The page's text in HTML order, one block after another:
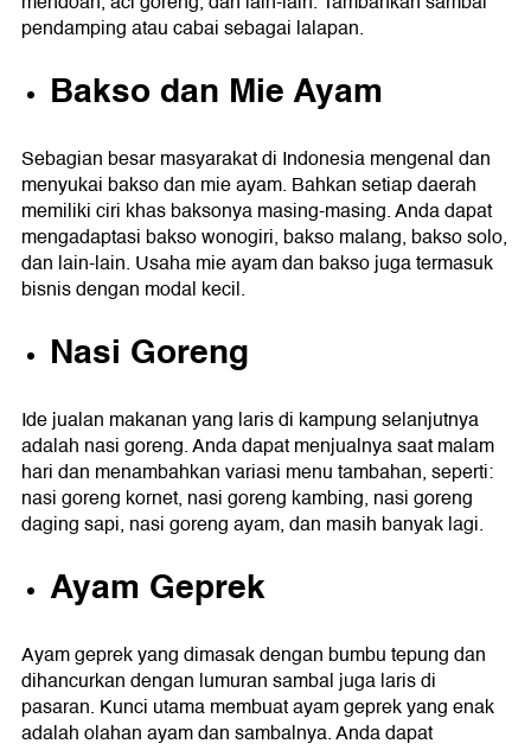
pendamping atau cabai sebagai lalapan.
Bakso dan Mie Ayam
Sebagian besar masyarakat di Indonesia mengenal dan
menyukai bakso dan mie ayam. Bahkan setiap daerah
memiliki ciri khas baksonya masing-masing. Anda dapat
mengadaptasi bakso wonogiri, bakso malang, bakso solo,
dan lain-lain. Usaha mie ayam dan bakso juga termasuk
bisnis dengan modal kecil.
Nasi Goreng
Ide jualan makanan yang laris di kampung selanjutnya
adalah nasi goreng. Anda dapat menjualnya saat malam
hari dan menambahkan variasi menu tambahan, seperti:
nasi goreng kornet, nasi goreng kambing, nasi goreng
daging sapi, nasi goreng ayam, dan masih banyak lagi.
Ayam Geprek
Ayam geprek yang dimasak dengan bumbu tepung dan
dihancurkan dengan lumuran sambal juga laris di
pasaran. Kunci utama membuat ayam geprek yang enak
adalah olahan ayam dan sambalnya. Anda dapat